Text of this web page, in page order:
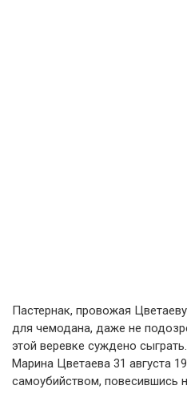
Пастернак, провожая
для чемодана, даже не
этой веревке суждено
Марина Цветаева 31 августа
самоубийством, повесившись